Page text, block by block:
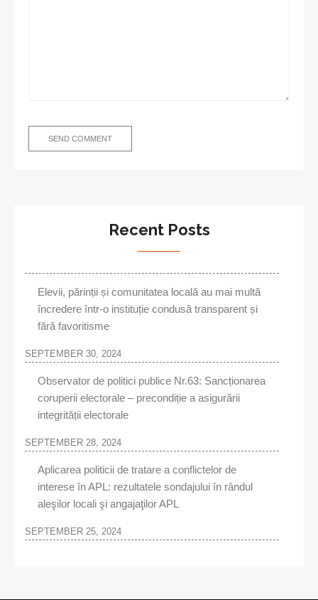
Recent Posts
Elevii, părinții și comunitatea locală au mai multă
încredere într-o instituție condusă transparent și
fără favoritisme
SEPTEMBER 30, 2024
Observator de politici publice Nr.63: Sancționarea
coruperii electorale – precondiție a asigurării
integrității electorale
SEPTEMBER 28, 2024
Aplicarea politicii de tratare a conflictelor de
interese în APL: rezultatele sondajului în rândul
aleşilor locali şi angajaţilor APL
SEPTEMBER 25, 2024